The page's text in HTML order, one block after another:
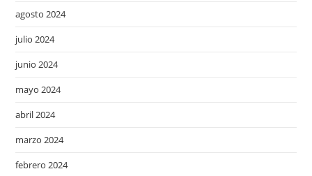
agosto 2024
julio 2024
junio 2024
mayo 2024
abril 2024
marzo 2024
febrero 2024